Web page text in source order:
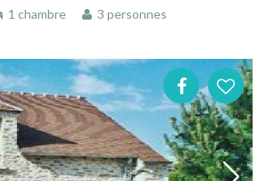
1 chambre 3 personnes